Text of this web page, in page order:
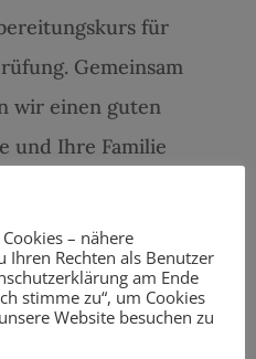
für
Gemeinsam
wir einen guten
und Ihre Familie
sowie
Artgenossen
das
– nähere
Rechten als Benutzer
am Ende
stimme zu“, um Cookies
Website besuchen zu